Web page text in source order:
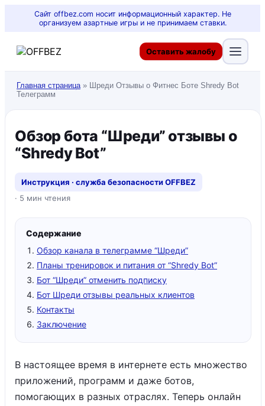
Сайт offbez.com носит информационный характер. Не
организуем азартные игры и не принимаем ставки.
Оставить жалобу
Главная страница» Шреди Отзывы о Фитнес Боте Shredy Bot
Телеграмм
Обзор бота “Шреди” отзывы о
“Shredy Bot”
Инструкция · служба безопасности OFFBEZ
· 5 мин чтения
Содержание
Обзор канала в телеграмме “Шреди”
Планы тренировок и питания от “Shredy Bot”
Бот “Шреди” отменить подписку
Бот Шреди отзывы реальных клиентов
Контакты
Заключение
В настоящее время в интернете есть множество
приложений, программ и даже ботов,
помогающих в разных отраслях. Теперь онлайн